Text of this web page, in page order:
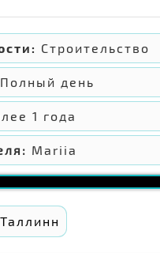
Строительство
Полный день
1 года
Mariia